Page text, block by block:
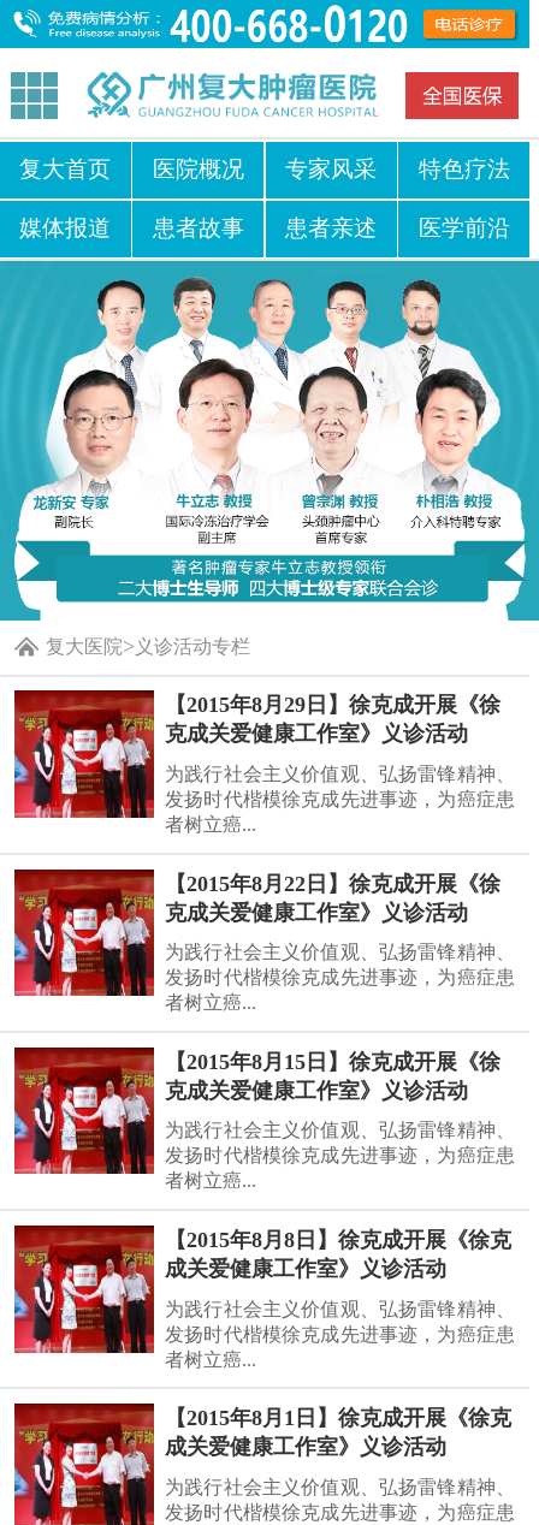
复大首页 医院概况 专家风采 特色疗法
媒体报道 患者故事 患者亲述 医学前沿
复大医院> 义诊活动专栏
【2015年8月29日】徐克成开展《徐
克成关爱健康工作室》义诊活动
为践行社会主义价值观、弘扬雷锋精神、
发扬时代楷模徐克成先进事迹，为癌症患
者树立癌...
【2015年8月22日】徐克成开展《徐
克成关爱健康工作室》义诊活动
为践行社会主义价值观、弘扬雷锋精神、
发扬时代楷模徐克成先进事迹，为癌症患
者树立癌...
【2015年8月15日】徐克成开展《徐
克成关爱健康工作室》义诊活动
为践行社会主义价值观、弘扬雷锋精神、
发扬时代楷模徐克成先进事迹，为癌症患
者树立癌...
【2015年8月8日】徐克成开展《徐克
成关爱健康工作室》义诊活动
为践行社会主义价值观、弘扬雷锋精神、
发扬时代楷模徐克成先进事迹，为癌症患
者树立癌...
【2015年8月1日】徐克成开展《徐克
成关爱健康工作室》义诊活动
为践行社会主义价值观、弘扬雷锋精神、
发扬时代楷模徐克成先进事迹，为癌症患